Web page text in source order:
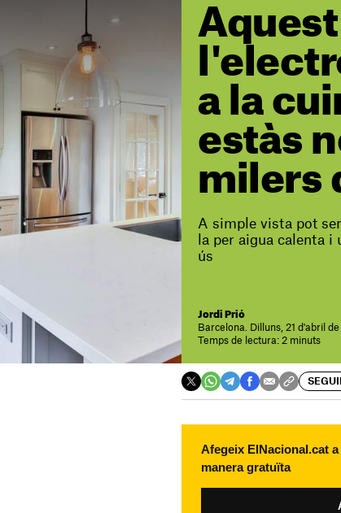
Aquest
a la
estàs
milers
A simple vista pot
la per aigua calenta i
ús
Jordi Prió
Barcelona. Dilluns, 21 d'abril
Temps de lectura: 2 minuts
Afegeix ElNacional.cat
manera gratuïta